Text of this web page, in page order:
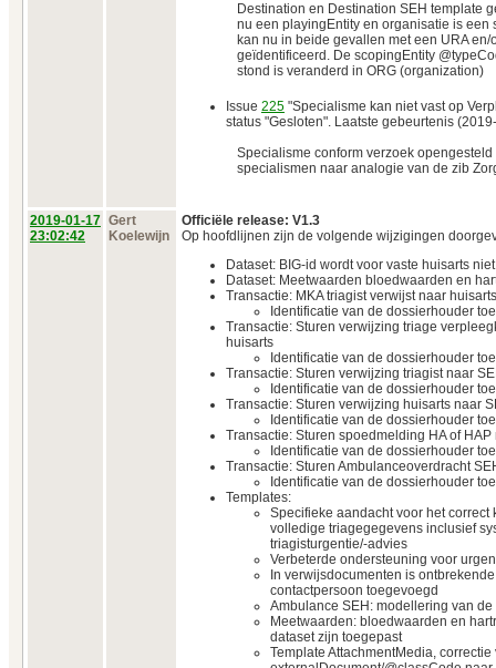
Destination en Destination SEH template
nu een playingEntity en organisatie is een
kan nu in beide gevallen met een URA en/
geïdentificeerd. De scopingEntity
stond is veranderd in ORG (organization)
Issue 225 "Specialisme kan niet vast op
status "Gesloten". Laatste gebeurtenis
Specialisme conform verzoek opengesteld
specialismen naar analogie van de zib
2019‑01‑17
23:02:42
Gert
Koelewijn
Officiële release: V1.3
Op hoofdlijnen zijn de volgende wijzigingen
Dataset: BIG-id wordt voor vaste huisarts
Dataset: Meetwaarden bloedwaarden en
Transactie: MKA triagist verwijst naar
Identificatie van de dossierhouder
Transactie: Sturen verwijzing triage
huisarts
Identificatie van de dossierhouder
Transactie: Sturen verwijzing triagist naar
Identificatie van de dossierhouder
Transactie: Sturen verwijzing huisarts naar
Identificatie van de dossierhouder
Transactie: Sturen spoedmelding HA of HAP
Identificatie van de dossierhouder
Transactie: Sturen Ambulanceoverdracht
Identificatie van de dossierhouder
Templates:
Specifieke aandacht voor het correct
volledige triagegegevens inclusief
triagisturgentie/-advies
Verbeterde ondersteuning voor
In verwijsdocumenten is
contactpersoon toegevoegd
Ambulance SEH: modellering van
Meetwaarden: bloedwaarden en
dataset zijn toegepast
Template AttachmentMedia, correctie